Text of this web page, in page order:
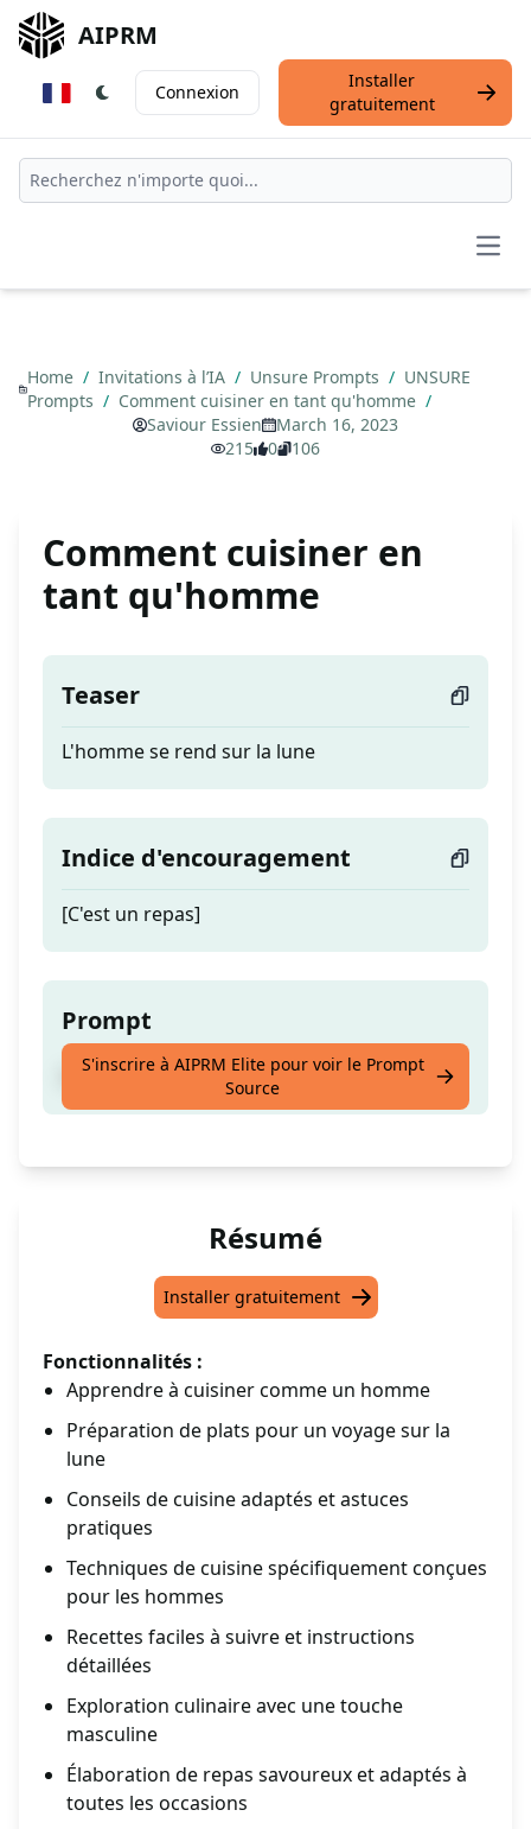
AIPRM
Connexion
Installer
gratuitement
Home / Invitations à l’IA / Unsure Prompts / UNSURE
Prompts / Comment cuisiner en tant qu'homme /
Saviour Essien
March 16, 2023
215
0 106
Comment cuisiner en
tant qu'homme
Teaser
L'homme se rend sur la lune
Indice d'encouragement
[C'est un repas]
Prompt
L'homme se rend sur la lune
S'inscrire à AIPRM Elite pour voir le Prompt
Source
Résumé
Installer gratuitement
Fonctionnalités :
Apprendre à cuisiner comme un homme
Préparation de plats pour un voyage sur la
lune
Conseils de cuisine adaptés et astuces
pratiques
Techniques de cuisine spécifiquement conçues
pour les hommes
Recettes faciles à suivre et instructions
détaillées
Exploration culinaire avec une touche
masculine
Élaboration de repas savoureux et adaptés à
toutes les occasions